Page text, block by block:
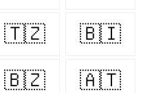
🇹🇿 🇧🇮
🇧🇿 🇦🇹